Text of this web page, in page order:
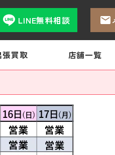
LINE無料相談
張買取 店舗一覧